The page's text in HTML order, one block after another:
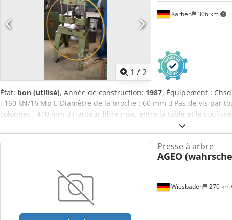
1 /2
Karben 306 km
État: bon (utilisé), Année de construction: 1987, Équipement :
: 160 kN/16 Mp  Diamètre de la broche : 60 mm  Pas de vis par
colonnes : 410 mm  Hauteur libre max. entre la table et le
Wiesbaden 270 km
Presse à arbre
AGEO